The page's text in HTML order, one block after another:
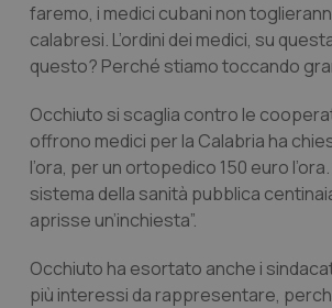
faremo, i medici cubani non
calabresi. L’ordini dei medici, su
questo? Perché stiamo toccando
Occhiuto si scaglia contro le
offrono medici per la Calabria ha
l’ora, per un ortopedico 150 euro
sistema della sanità pubblica
aprisse un’inchiesta”.
Occhiuto ha esortato anche i
più interessi da rappresentare,